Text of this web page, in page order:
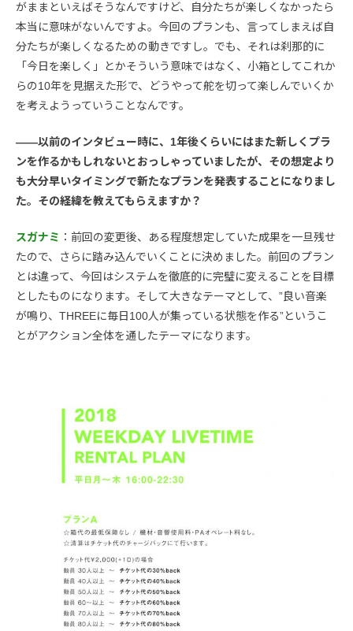
がままといえばそうなんですけど、自分たちが楽しくなかったら
本当に意味がないんですよ。今回のプランも、言ってしまえば自
分たちが楽しくなるための動きですし。でも、それは刹那的に
「今日を楽しく」とかそういう意味ではなく、小箱としてこれか
らの10年を見据えた形で、どうやって舵を切って楽しんでいくか
を考えようっていうことなんです。
――以前のインタビュー時に、1年後くらいにはまた新しくプラ
ンを作るかもしれないとおっしゃっていましたが、その想定より
も大分早いタイミングで新たなプランを発表することになりまし
た。その経緯を教えてもらえますか？
スガナミ ：前回の変更後、ある程度想定していた成果を一旦残せ
たので、さらに踏み込んでいくことに決めました。前回のプラン
とは違って、今回はシステムを徹底的に完璧に変えることを目標
としたものになります。そして大きなテーマとして、”良い音楽
が鳴り、THREEに毎日100人が集っている状態を作る”というこ
とがアクション全体を通したテーマになります。